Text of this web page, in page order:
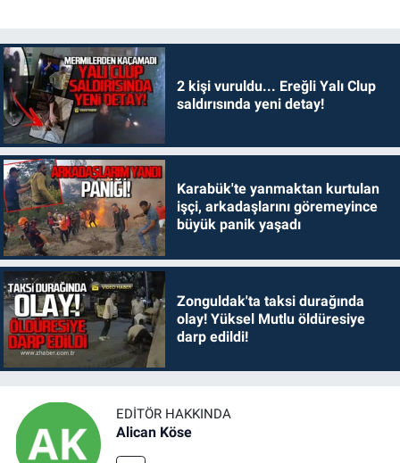
2 kişi vuruldu... Ereğli Yalı Clup
saldırısında yeni detay!
Karabük'te yanmaktan kurtulan
işçi, arkadaşlarını göremeyince
büyük panik yaşadı
Zonguldak'ta taksi durağında
olay! Yüksel Mutlu öldüresiye
darp edildi!
EDITÖR HAKKINDA
Alican Köse